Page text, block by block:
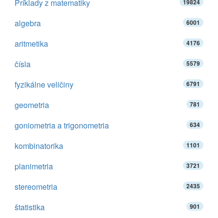
Príklady z matematiky 19824
algebra 6001
aritmetika 4176
čísla 5579
fyzikálne veličiny 6791
geometria 781
goniometria a trigonometria 634
kombinatorika 1101
planimetria 3721
stereometria 2435
štatistika 901